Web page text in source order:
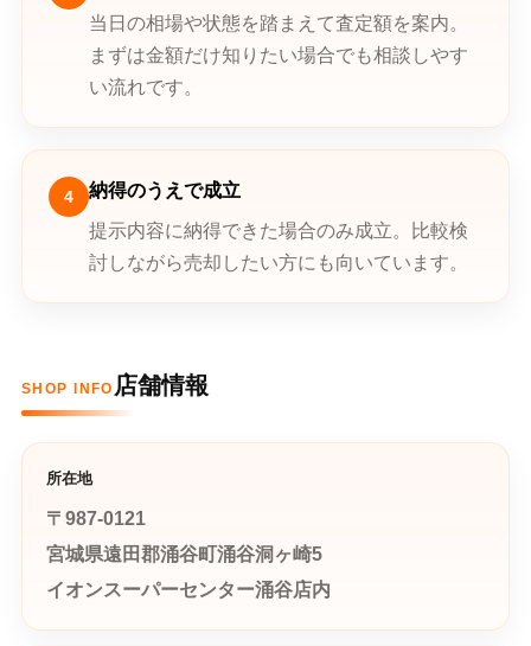
当日の相場や状態を踏まえて査定額を案内。
まずは金額だけ知りたい場合でも相談しやす
い流れです。
4
納得のうえで成立
提示内容に納得できた場合のみ成立。比較検
討しながら売却したい方にも向いています。
SHOP INFO 店舗情報
所在地
〒987-0121
宮城県遠田郡涌谷町涌谷洞ヶ崎5
イオンスーパーセンター涌谷店内